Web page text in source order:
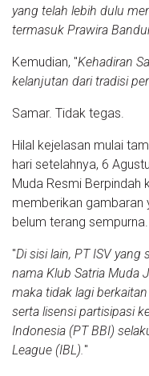
yang telah lebih dulu
termasuk Prawira
Kemudian, "Kehadiran
kelanjutan dari tradisi
Samar. Tidak tegas.
Hilal kejelasan mulai
hari setelahnya, 6
Muda Resmi Berpindah
memberikan gambaran
belum terang sempurna.
"Di sisi lain, PT ISV
nama Klub Satria Muda
maka tidak lagi
serta lisensi partisipasi
Indonesia (PT BBI)
League (IBL)."